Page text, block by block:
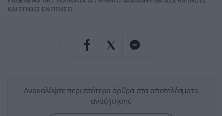
ΚΑΙ ΣΠΙΘΕΣ ΕΝ ΠΤΗΣΕΙ
Ανακαλύψτε περισσότερα άρθρα στα αποτελέσματα
αναζήτησης